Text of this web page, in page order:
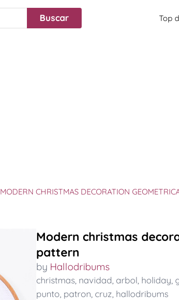
Top
MODERN CHRISTMAS DECORATION
Modern christmas
pattern
by Hallodribums
christmas, navidad, arbol, holiday,
punto, patron, cruz, hallodribums